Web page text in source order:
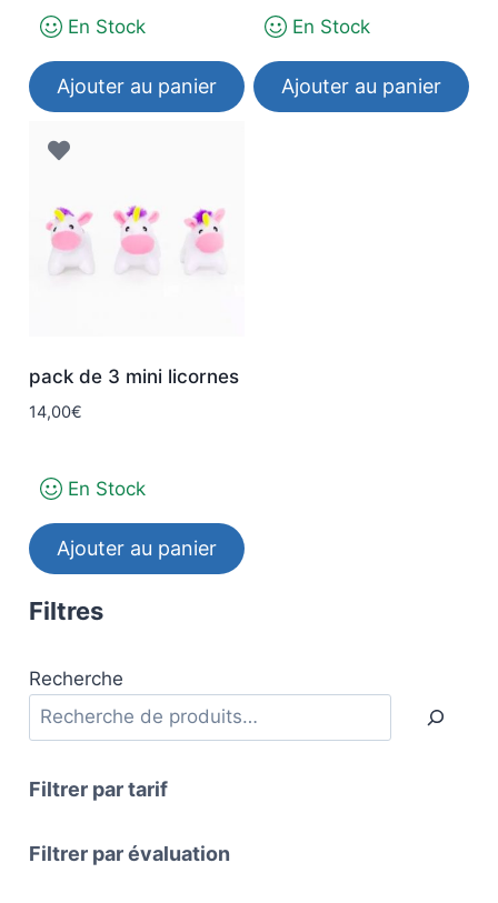
du
produit
En Stock
Ajouter au panier
En Stock
Ajouter au panier
pack de 3 mini licornes
14,00€
En Stock
Ajouter au panier
Filtres
Recherche
Filtrer par tarif
Filtrer par évaluation